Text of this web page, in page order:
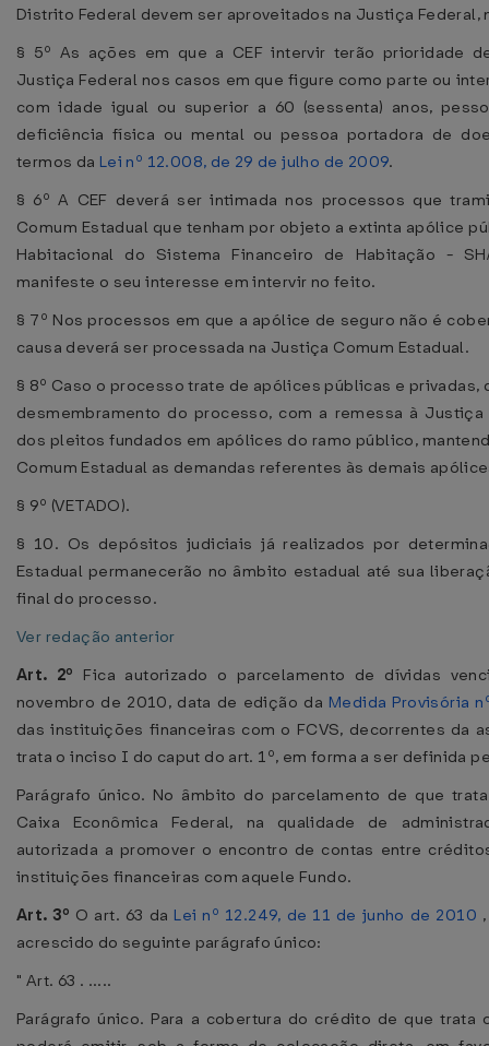
Distrito Federal devem ser aproveitados na Justiça Federal,
§ 5º As ações em que a CEF intervir terão prioridade
Justiça Federal nos casos em que figure como parte ou
com idade igual ou superior a 60 (sessenta) anos,
deficiência física ou mental ou pessoa portadora de
termos da Lei nº 12.008, de 29 de julho de 2009.
§ 6º A CEF deverá ser intimada nos processos que
Comum Estadual que tenham por objeto a extinta apólice
Habitacional do Sistema Financeiro de Habitação -
manifeste o seu interesse em intervir no feito.
§ 7º Nos processos em que a apólice de seguro não é
causa deverá ser processada na Justiça Comum Estadual.
§ 8º Caso o processo trate de apólices públicas e privadas,
desmembramento do processo, com a remessa à Justiça
dos pleitos fundados em apólices do ramo público,
Comum Estadual as demandas referentes às demais
§ 9º (VETADO).
§ 10. Os depósitos judiciais já realizados por
Estadual permanecerão no âmbito estadual até sua
final do processo.
Ver redação anterior
Art. 2º Fica autorizado o parcelamento de dívidas
novembro de 2010, data de edição da Medida Provisória
das instituições financeiras com o FCVS, decorrentes da
trata o inciso I do caput do art. 1º, em forma a ser definida
Parágrafo único. No âmbito do parcelamento de que
Caixa Econômica Federal, na qualidade de
autorizada a promover o encontro de contas entre
instituições financeiras com aquele Fundo.
Art. 3º O art. 63 da Lei nº 12.249, de 11 de junho de 2010
acrescido do seguinte parágrafo único:
" Art. 63 . .....
Parágrafo único. Para a cobertura do crédito de que trata